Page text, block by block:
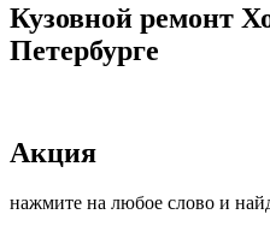
Кузовной ремонт
Петербурге
Акция
нажмите на любое слово и